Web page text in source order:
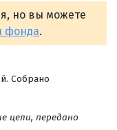
но вы можете
фонда.
Собрано
цели, передано